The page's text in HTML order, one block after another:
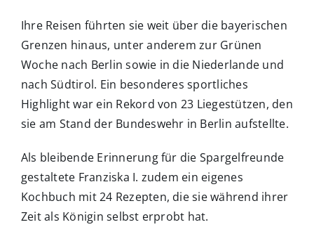
Ihre Reisen führten sie weit über die bayerischen
Grenzen hinaus, unter anderem zur Grünen
Woche nach Berlin sowie in die Niederlande und
nach Südtirol. Ein besonderes sportliches
Highlight war ein Rekord von 23 Liegestützen, den
sie am Stand der Bundeswehr in Berlin aufstellte.
Als bleibende Erinnerung für die Spargelfreunde
gestaltete Franziska I. zudem ein eigenes
Kochbuch mit 24 Rezepten, die sie während ihrer
Zeit als Königin selbst erprobt hat.